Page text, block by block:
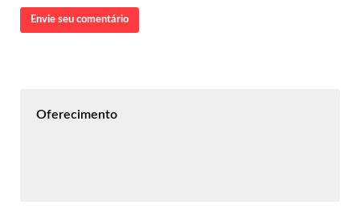
Envie seu comentário
Oferecimento